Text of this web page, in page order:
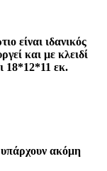
είναι ιδανικός
και με κλειδί
18*12*11 εκ.
ακόμη